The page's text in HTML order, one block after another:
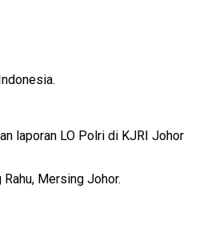
laporan LO Polri di KJRI Johor
Mersing Johor.